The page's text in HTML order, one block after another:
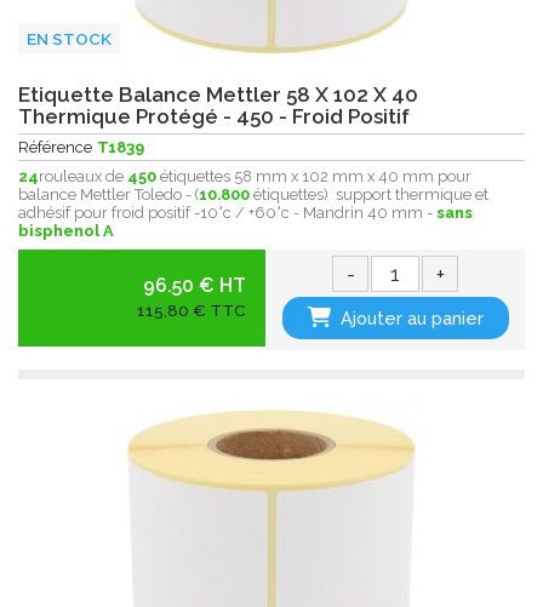
EN STOCK
Etiquette Balance Mettler 58 X 102 X 40
Thermique Protégé - 450 - Froid Positif
Référence T1839
24rouleaux de 450 étiquettes 58 mm x 102 mm x 40 mm pour
balance Mettler Toledo - (10.800 étiquettes) support thermique et
adhésif pour froid positif -10°c / +60°c - Mandrin 40 mm - sans
bisphenol A
96.50 € HT
115,80 € TTC
- +
Ajouter au panier